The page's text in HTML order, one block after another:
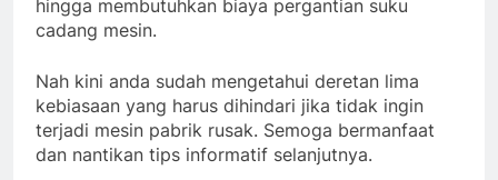
hingga membutuhkan biaya pergantian suku
cadang mesin.
Nah kini anda sudah mengetahui deretan lima
kebiasaan yang harus dihindari jika tidak ingin
terjadi mesin pabrik rusak. Semoga bermanfaat
dan nantikan tips informatif selanjutnya.